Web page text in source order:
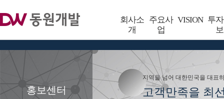
회사소
개
주요사
업
VISION 투
보
홍보센터
지역을 넘어 대한민국을 대표
고객만족을 최